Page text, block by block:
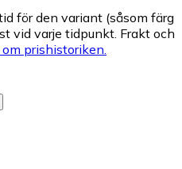
för den variant (såsom färg
vid varje tidpunkt. Frakt och
om prishistoriken.